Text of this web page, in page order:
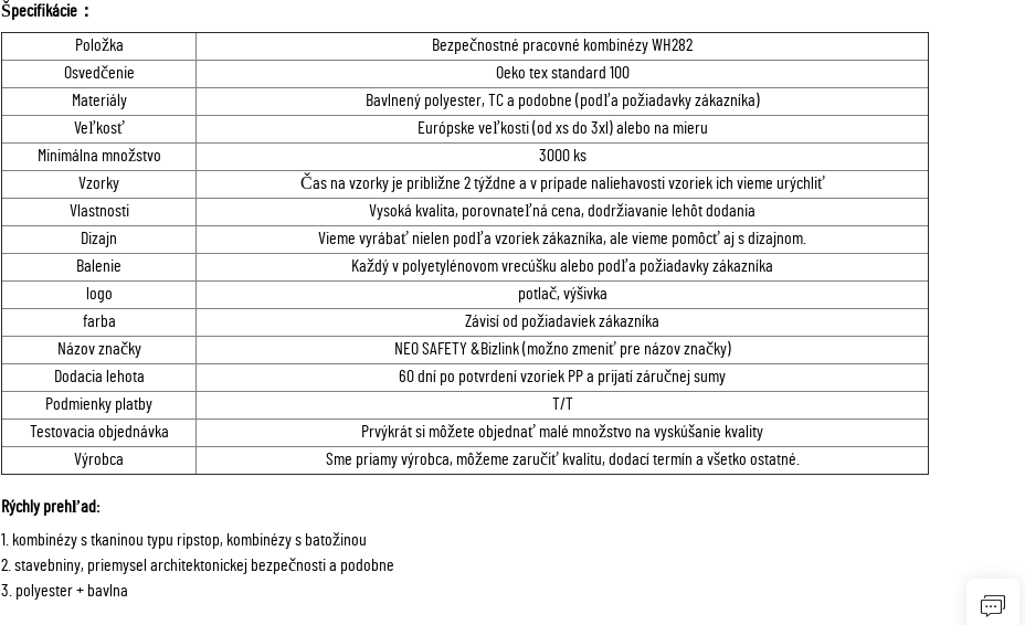
Špecifikácie：
Položka
Bezpečnostné pracovné kombinézy WH282
Osvedčenie
Oeko tex standard 100
Materiály
Bavlnený polyester, TC a podobne (podľa požiadavky zákazníka)
Veľkosť
Európske veľkosti (od xs do 3xl) alebo na mieru
Minimálna množstvo
3000 ks
Vzorky
Čas na vzorky je približne 2 týždne a v prípade naliehavosti vzoriek ich vieme urýchliť
Vlastnosti
Vysoká kvalita, porovnateľná cena, dodržiavanie lehôt dodania
Dizajn
Vieme vyrábať nielen podľa vzoriek zákazníka, ale vieme pomôcť aj s dizajnom.
Balenie
Každý v polyetylénovom vrecúšku alebo podľa požiadavky zákazníka
logo
potlač, výšivka
farba
Závisí od požiadaviek zákazníka
Názov značky
NEO SAFETY &Bizlink (možno zmeniť pre názov značky)
Dodacia lehota
60 dní po potvrdení vzoriek PP a prijatí záručnej sumy
Podmienky platby
T/T
Testovacia objednávka
Prvýkrát si môžete objednať malé množstvo na vyskúšanie kvality
Výrobca
Sme priamy výrobca, môžeme zaručiť kvalitu, dodací termín a všetko ostatné.
Rýchly prehľad:
1. kombinézy s tkaninou typu ripstop, kombinézy s batožinou
2. stavebniny, priemysel architektonickej bezpečnosti a podobne
3. polyester + bavlna